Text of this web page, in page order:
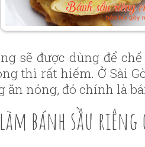
sẽ được dùng để
thì rất hiếm. Ở Sài
ăn nóng, đó chính là
bánh sầu riêng